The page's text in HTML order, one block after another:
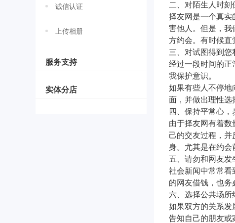
诚信认证
上传相册
服务支持
实体分店
二、对陌生人时
择友网是一个真实
害他人。但是，我
方约会。有时候直
三、对试图得到您
经过一段时间的正
我保护意识。
如果有些人不停地
面，并做出理性选
四、保持平常心，
由于择友网有着
己的交友过程，并
身。尤其是在约会
五、请勿和网友发
社会新闻中常常看
的网友借钱，也务
六、选择公共场所
如果双方的关系发
告知自己的朋友或